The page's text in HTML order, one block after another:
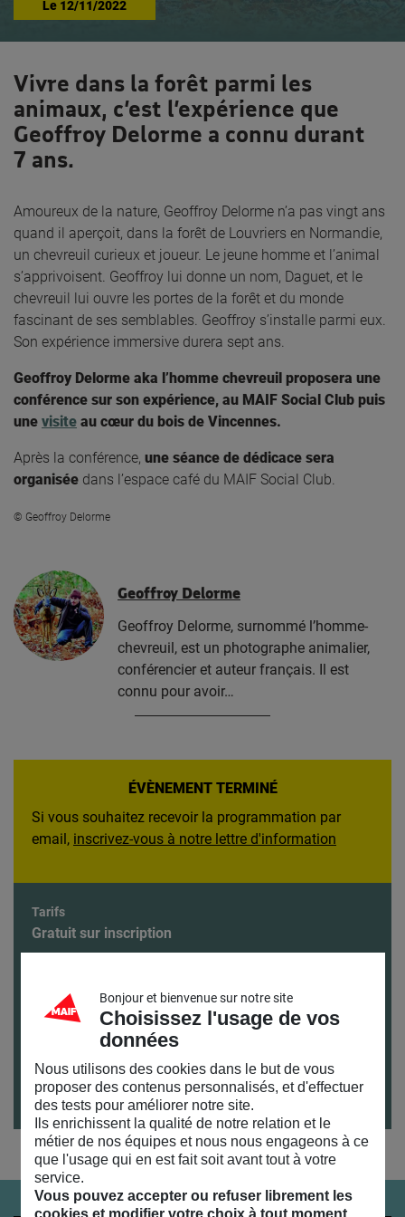
Le 12/11/2022
Vivre dans la forêt parmi les
animaux, c’est l’expérience que
Geoffroy Delorme a connu durant
7 ans.
Amoureux de la nature, Geoffroy Delorme n’a pas vingt ans
quand il aperçoit, dans la forêt de Louvriers en Normandie,
un chevreuil curieux et joueur. Le jeune homme et l’animal
s’apprivoisent. Geoffroy lui donne un nom, Daguet, et le
chevreuil lui ouvre les portes de la forêt et du monde
fascinant de ses semblables. Geoffroy s’installe parmi eux.
Son expérience immersive durera sept ans.
Geoffroy Delorme aka l’homme chevreuil proposera une
conférence sur son expérience, au MAIF Social Club puis
une visite au cœur du bois de Vincennes.
Après la conférence, une séance de dédicace sera
organisée dans l’espace café du MAIF Social Club.
© Geoffroy Delorme
Geoffroy Delorme
Geoffroy Delorme, surnommé l’homme-
chevreuil, est un photographe animalier,
conférencier et auteur français. Il est
connu pour avoir…
ÉVÈNEMENT TERMINÉ
Si vous souhaitez recevoir la programmation par
email, inscrivez-vous à notre lettre d'information
Tarifs
Gratuit sur inscription
Publics
Tout public
Accès
Bonjour et bienvenue sur notre site
Choisissez l'usage de vos
données
Nous utilisons des cookies dans le but de vous
proposer des contenus personnalisés, et d'effectuer
des tests pour améliorer notre site.
Ils enrichissent la qualité de notre relation et le
métier de nos équipes et nous nous engageons à ce
que l'usage qui en est fait soit avant tout à votre
service.
Vous pouvez accepter ou refuser librement les
cookies et modifier votre choix à tout moment.